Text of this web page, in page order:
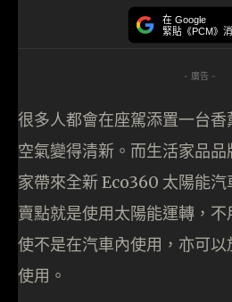
在 Google
緊貼《PCM》
- 廣告 -
很多人都會在座駕添置一台
空氣變得清新。而生活家品
家帶來全新 Eco360 太陽能
賣點就是使用太陽能運轉，
使不是在汽車內使用，亦可
使用。